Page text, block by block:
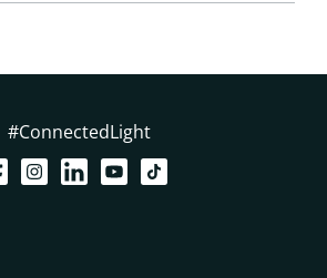
#ConnectedLight